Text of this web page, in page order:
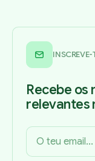
INSCREVE-
Recebe os
relevantes